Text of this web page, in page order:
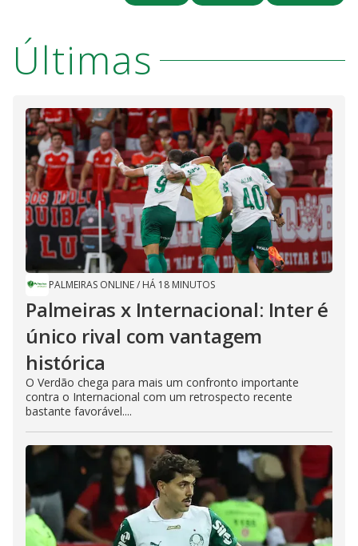
Últimas
PALMEIRAS ONLINE/ HÁ 18 MINUTOS
Palmeiras x Internacional: Inter é
único rival com vantagem
histórica
O Verdão chega para mais um confronto importante
contra o Internacional com um retrospecto recente
bastante favorável....